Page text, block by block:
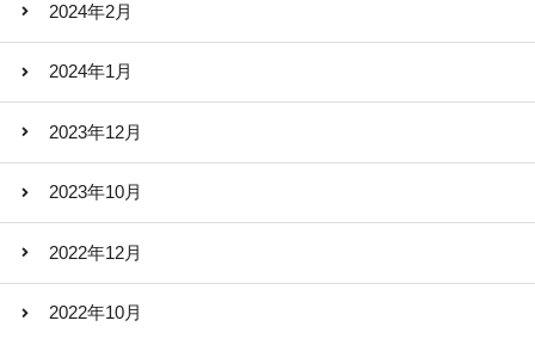
2024年2月
2024年1月
2023年12月
2023年10月
2022年12月
2022年10月